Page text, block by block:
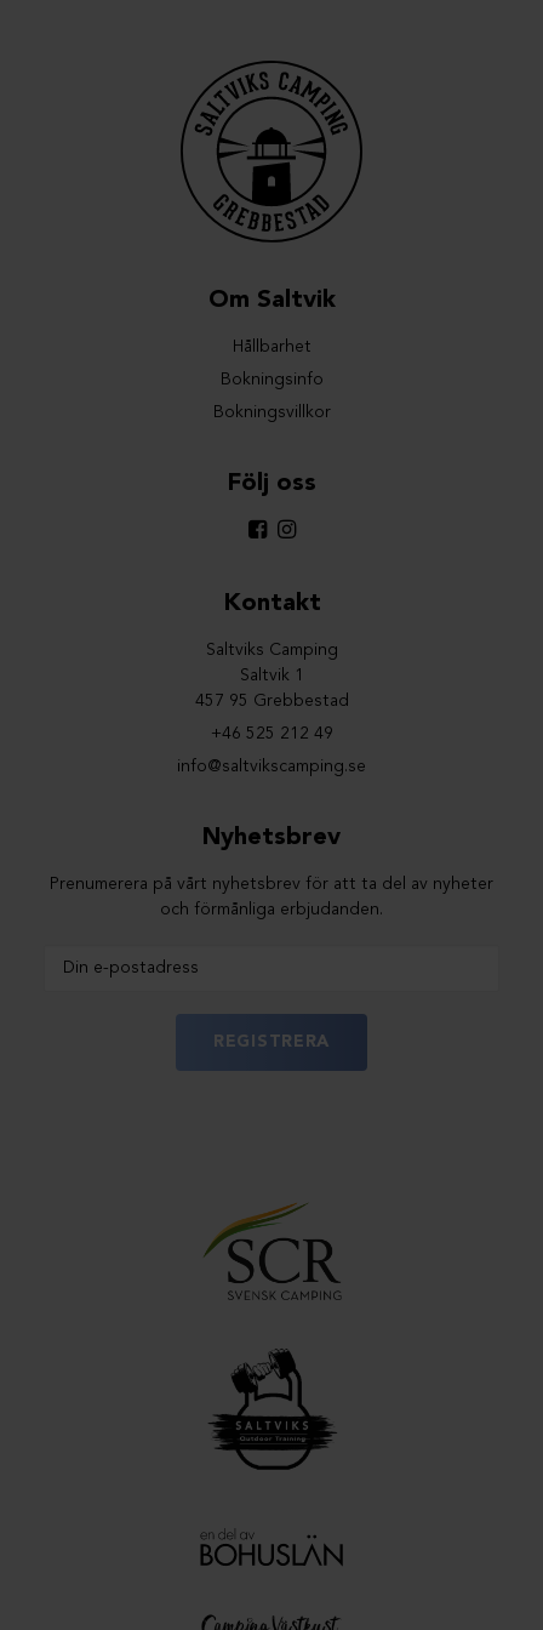
Bäddat vid ankomst
Täcken och kuddar
Om Saltvik
Hållbarhet
Bokningsinfo
Bokningsvillkor
Följ oss
Kontakt
Saltviks Camping
Saltvik 1
457 95 Grebbestad
+46 525 212 49
info@saltvikscamping.se
Nyhetsbrev
Prenumerera på vårt nyhetsbrev för att ta del av nyheter
och förmånliga erbjudanden.